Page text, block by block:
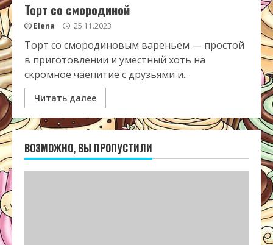
Торт со смородиной
Elena 25.11.2023
Торт со смородиновым вареньем — простой
в приготовлении и уместный хоть на
скромное чаепитие с друзьями и...
Читать далее
ВОЗМОЖНО, ВЫ ПРОПУСТИЛИ